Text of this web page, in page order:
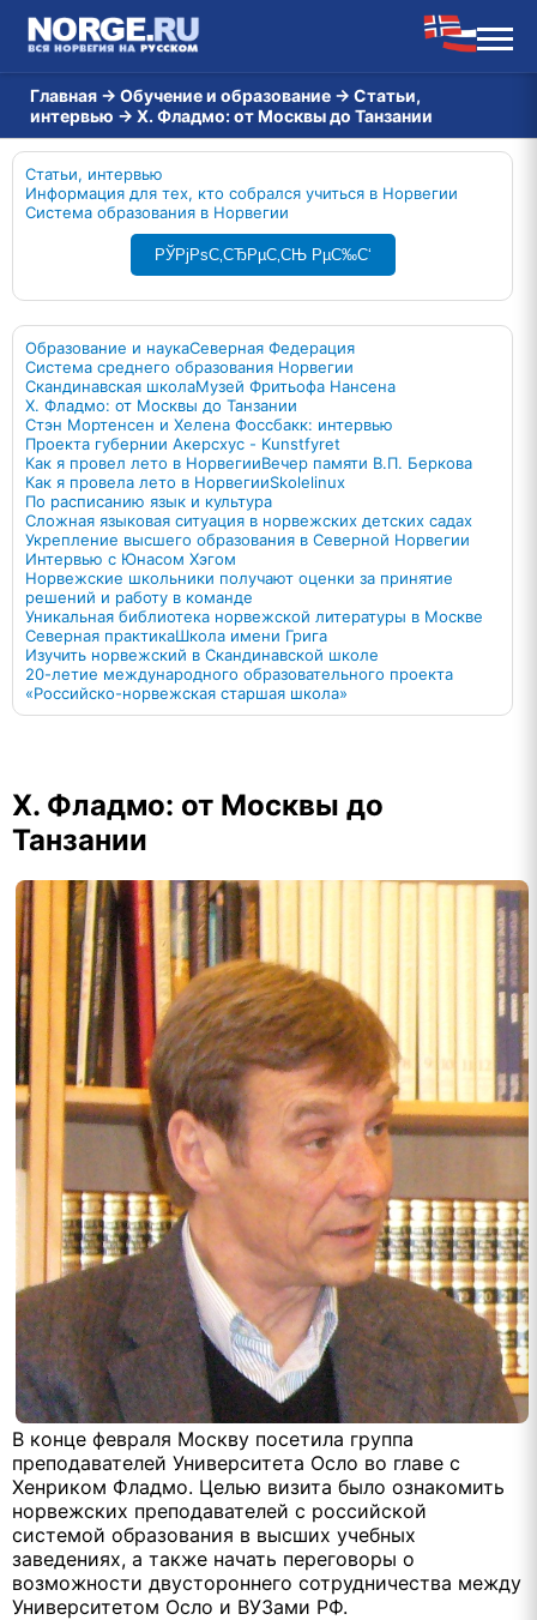
Главная → Обучение и образование → Статьи,
интервью → Х. Фладмо: от Москвы до Танзании
Статьи, интервью
Информация для тех, кто собрался учиться в Норвегии
Система образования в Норвегии
РЎРјРѕС‚СЂРµС‚СЊ РµС‰С‘
Образование и наукаСеверная Федерация
Система среднего образования Норвегии
Скандинавская школаМузей Фритьофа Нансена
Х. Фладмо: от Москвы до Танзании
Стэн Мортенсен и Хелена Фоссбакк: интервью
Проекта губернии Акерсхус - Kunstfyret
Как я провел лето в НорвегииВечер памяти В.П. Беркова
Как я провелa лето в НорвегииSkolelinux
По расписанию язык и культура
Сложная языковая ситуация в норвежских детских садах
Укрепление высшего образования в Северной Норвегии
Интервью с Юнасом Хэгом
Норвежские школьники получают оценки за принятие
решений и работу в команде
Уникальная библиотека норвежской литературы в Москве
Северная практикаШкола имени Грига
Изучить норвежский в Скандинавской школе
20-летие международного образовательного проекта
«Российско-норвежская старшая школа»
Х. Фладмо: от Москвы до
Танзании
В конце февраля Москву посетила группа
преподавателей Университета Осло во главе с
Хенриком Фладмо. Целью визита было ознакомить
норвежских преподавателей с российской
системой образования в высших учебных
заведениях, а также начать переговоры о
возможности двустороннего сотрудничества между
Университетом Осло и ВУЗами РФ.